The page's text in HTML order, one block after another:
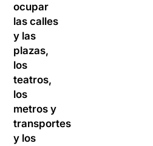
ocupar
las calles
y las
plazas,
los
teatros,
los
metros y
transportes
y los